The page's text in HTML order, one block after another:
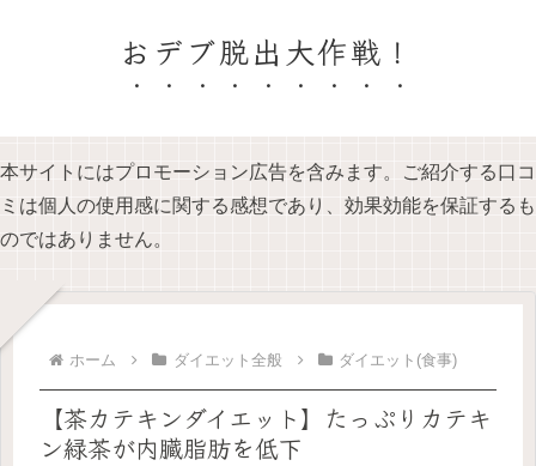
おデブ脱出大作戦！
本サイトにはプロモーション広告を含みます。ご紹介する口コ
ミは個人の使用感に関する感想であり、効果効能を保証するも
のではありません。
ホーム ダイエット全般 ダイエット(食事)
【茶カテキンダイエット】たっぷりカテキ
ン緑茶が内臓脂肪を低下